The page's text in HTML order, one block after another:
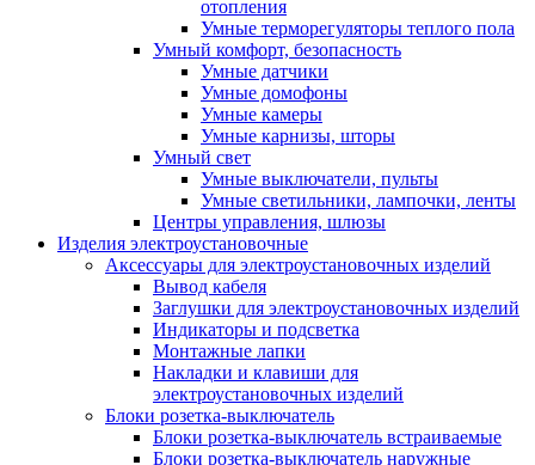
отопления
Умные терморегуляторы теплого пола
Умный комфорт, безопасность
Умные датчики
Умные домофоны
Умные камеры
Умные карнизы, шторы
Умный свет
Умные выключатели, пульты
Умные светильники, лампочки, ленты
Центры управления, шлюзы
Изделия электроустановочные
Аксессуары для электроустановочных изделий
Вывод кабеля
Заглушки для электроустановочных изделий
Индикаторы и подсветка
Монтажные лапки
Накладки и клавиши для
электроустановочных изделий
Блоки розетка-выключатель
Блоки розетка-выключатель встраиваемые
Блоки розетка-выключатель наружные